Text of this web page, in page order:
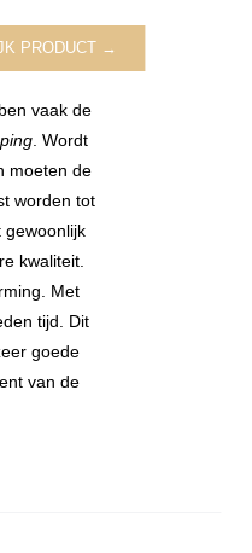
PRODUCT →
vaak de
. Wordt
moeten de
worden tot
gewoonlijk
kwaliteit.
Met
tijd. Dit
goede
van de